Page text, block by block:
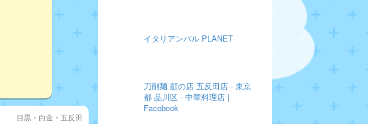
目黒・白金・五反田
イタリアンバル PLANET
刀削麺 顧の店 五反田店 - 東京
都 品川区 - 中華料理店 |
Facebook